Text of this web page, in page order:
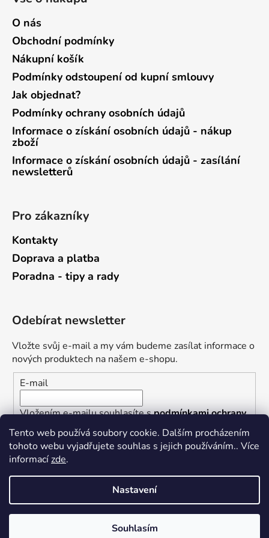
Tento web používá soubory cookie. Dalším procházením
tohoto webu vyjadřujete souhlas s jejich používáním.. Více
informacízde.
Nastavení
Souhlasím
O nás
Obchodní podmínky
Nákupní košík
Podmínky odstoupení od kupní smlouvy
Jak objednat?
Podmínky ochrany osobních údajů
Informace o získání osobních údajů - nákup
zboží
Informace o získání osobních údajů - zasílání
newsletterů
Pro zákazníky
Kontakty
Doprava a platba
Poradna - tipy a rady
Odebírat newsletter
Vložte svůj e-mail a my vám budeme zasílat informace o
nových produktech na našem e-shopu.
E-mail
Vložením e-mailu souhlasíte spodmínkami ochrany
osobních údajů
PŘIHLÁSIT SE
Vytvořil Shoptet
Železářství U Rotta